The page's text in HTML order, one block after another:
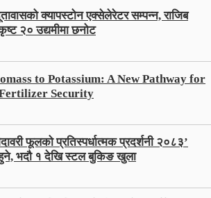
क्यापस्टोन एक्सेलेरेटर सम्पन्न, राजिब
२० उद्यमीमा छनोट
to Potassium: A New Pathway for
Fertilizer Security
फूलको प्रतिस्पर्धात्मक प्रदर्शनी २०८३’
भदौ १ देखि स्टल बुकिङ खुला